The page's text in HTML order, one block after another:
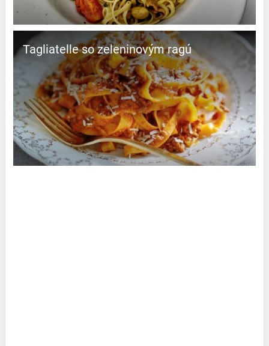
Tagliatelle so zeleninovým ragú